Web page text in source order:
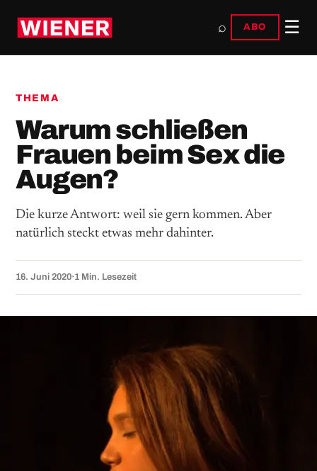
⌕ ABO ☰
THEMA
Warum schließen
Frauen beim Sex die
Augen?
Die kurze Antwort: weil sie gern kommen. Aber
natürlich steckt etwas mehr dahinter.
16. Juni 2020·1 Min. Lesezeit